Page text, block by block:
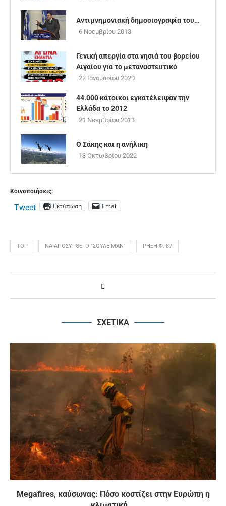
Αντιμνημονιακή δημοσιογραφία του…
6 Νοεμβρίου 2013
Γενική απεργία στα νησιά του βορείου
Αιγαίου για το μεταναστευτικό
22 Ιανουαρίου 2020
44.000 κάτοικοι εγκατέλειψαν την
Ελλάδα το 2012
21 Νοεμβρίου 2013
Ο Σάκης και η ανήλικη
13 Οκτωβρίου 2022
Κοινοποιήσεις:
Tweet Εκτύπωση Email
TOP ΝΑ ΑΠΟΣΥΡΘΕΊ Ο "ΣΟΥΛΕΪΜΆΝ" ΡΉΞΗ Φ. 87
ΣΧΕΤΙΚΑ
Megafires, καύσωνας: Πόσο κοστίζει στην Ευρώπη η